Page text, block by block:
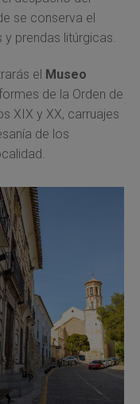
se conserva el
prendas litúrgicas.
el Museo
de la Orden de
XIX y XX, carruajes
de los